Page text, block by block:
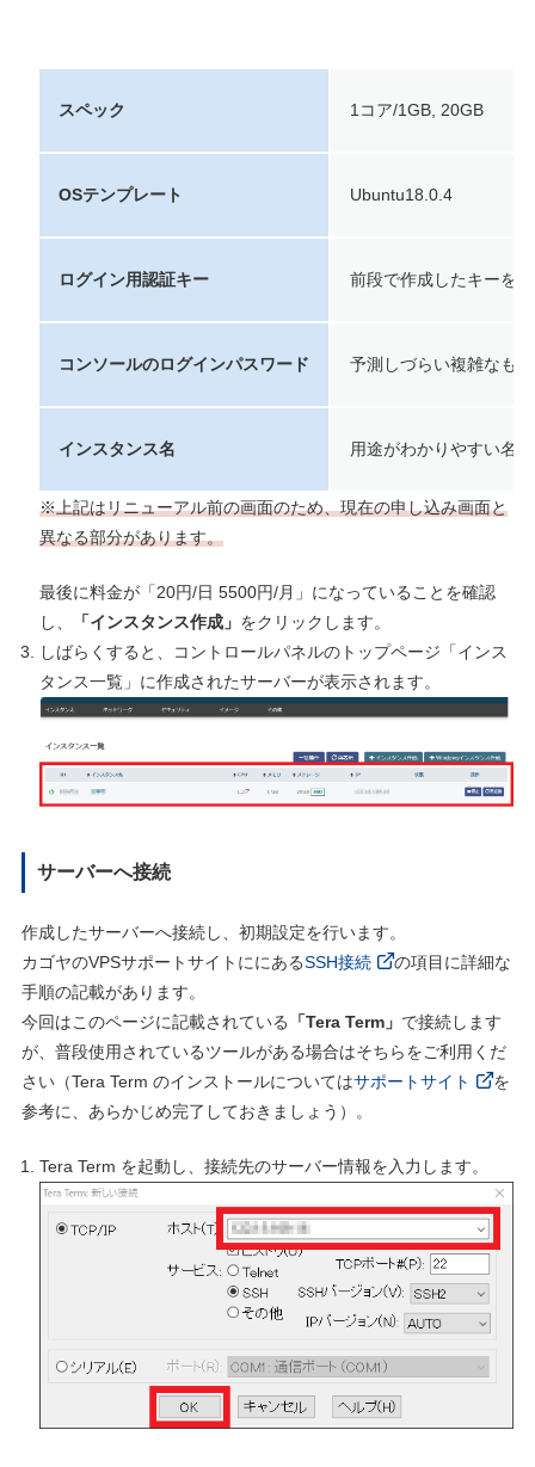
スペック 1コア/1GB, 20GB
OSテンプレート Ubuntu18.0.4
ログイン用認証キー 前段で作成したキーを
コンソールのログインパスワード 予測しづらい複雑なも
インスタンス名 用途がわかりやすい名前
※上記はリニューアル前の画面のため、現在の申し込み画面と
異なる部分があります。
最後に料金が「20円/日 5500円/月」になっていることを確認
し、
「インスタンス作成」 をクリックします。
しばらくすると、コントロールパネルのトップページ「インス
タンス一覧」に作成されたサーバーが表示されます。
サーバーへ接続
作成したサーバーへ接続し、初期設定を行います。
カゴヤのVPSサポートサイトににあるSSH接続
の項目に詳細な
手順の記載があります。
今回はこのページに記載されている
「Tera Term」 で接続します
が、普段使用されているツールがある場合はそちらをご利用くだ
さい（Tera Term のインストールについてはサポートサイト
を
参考に、あらかじめ完了しておきましょう）。
Tera Term を起動し、接続先のサーバー情報を入力します。